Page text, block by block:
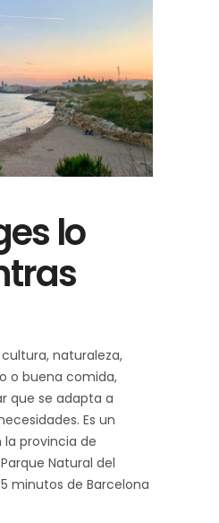
lo
naturaleza,
o buena comida,
que se adapta a
Es un
provincia de
Natural del
minutos de Barcelona